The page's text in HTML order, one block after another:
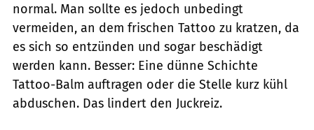
normal. Man sollte es jedoch unbedingt
vermeiden, an dem frischen Tattoo zu kratzen, da
es sich so entzünden und sogar beschädigt
werden kann. Besser: Eine dünne Schichte
Tattoo-Balm auftragen oder die Stelle kurz kühl
abduschen. Das lindert den Juckreiz.